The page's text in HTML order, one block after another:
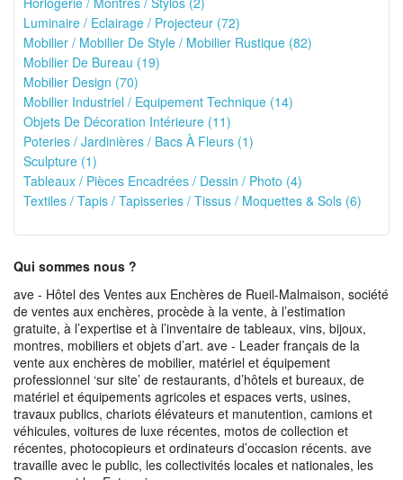
Luminaire / Eclairage / Projecteur (72)
Mobilier / Mobilier De Style / Mobilier Rustique (82)
Mobilier De Bureau (19)
Mobilier Design (70)
Mobilier Industriel / Equipement Technique (14)
Objets De Décoration Intérieure (11)
Poteries / Jardinières / Bacs À Fleurs (1)
Sculpture (1)
Tableaux / Pièces Encadrées / Dessin / Photo (4)
Textiles / Tapis / Tapisseries / Tissus / Moquettes & Sols (6)
Qui sommes nous ?
ave - Hôtel des Ventes aux Enchères de Rueil-Malmaison, société
de ventes aux enchères, procède à la vente, à l’estimation
gratuite, à l’expertise et à l’inventaire de tableaux, vins, bijoux,
montres, mobiliers et objets d’art. ave - Leader français de la
vente aux enchères de mobilier, matériel et équipement
professionnel ‘sur site’ de restaurants, d’hôtels et bureaux, de
matériel et équipements agricoles et espaces verts, usines,
travaux publics, chariots élévateurs et manutention, camions et
véhicules, voitures de luxe récentes, motos de collection et
récentes, photocopieurs et ordinateurs d’occasion récents. ave
travaille avec le public, les collectivités locales et nationales, les